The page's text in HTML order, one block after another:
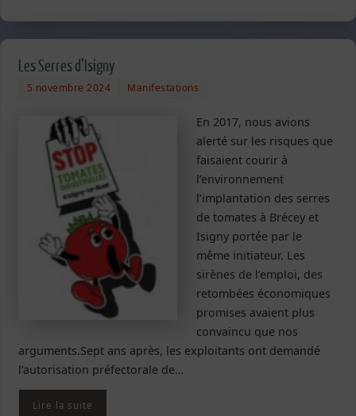
Les Serres d’Isigny
5 novembre 2024 Manifestations
En 2017, nous avions
alerté sur les risques que
faisaient courir à
l’environnement
l’implantation des serres
de tomates à Brécey et
Isigny portée par le
même initiateur. Les
sirènes de l’emploi, des
retombées économiques
promises avaient plus
convaincu que nos
arguments.Sept ans après, les exploitants ont demandé
l’autorisation préfectorale de…
Lire la suite